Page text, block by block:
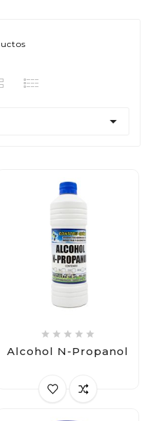

    
Alcohol N-Propanol